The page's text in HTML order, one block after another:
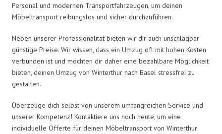
Personal und modernen Transportfahrzeugen, um deinen
Möbeltransport reibungslos und sicher durchzuführen.
Neben unserer Professionalität bieten wir dir auch unschlagbar
günstige Preise. Wir wissen, dass ein Umzug oft mit hohen Kosten
verbunden ist und möchten dir daher eine bezahlbare Möglichkeit
bieten, deinen Umzug von Winterthur nach Basel stressfrei zu
gestalten.
Überzeuge dich selbst von unserem umfangreichen Service und
unserer Kompetenz! Kontaktiere uns noch heute, um eine
individuelle Offerte für deinen Möbeltransport von Winterthur